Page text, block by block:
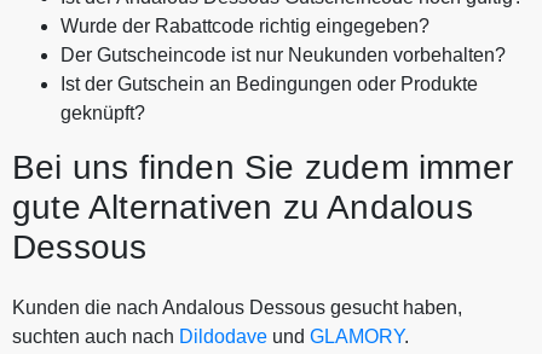
Wurde der Rabattcode richtig eingegeben?
Der Gutscheincode ist nur Neukunden vorbehalten?
Ist der Gutschein an Bedingungen oder Produkte
geknüpft?
Bei uns finden Sie zudem immer
gute Alternativen zu Andalous
Dessous
Kunden die nach Andalous Dessous gesucht haben,
suchten auch nach Dildodave und GLAMORY.